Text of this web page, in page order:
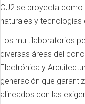
CU2 se proyecta como
naturales y
Los multilaboratorios
diversas áreas del
Electrónica y
generación que
alineados con las